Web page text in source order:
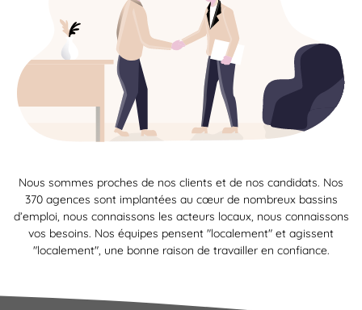
Nous sommes proches de nos clients et de nos candidats. Nos
370 agences sont implantées au cœur de nombreux bassins
d’emploi, nous connaissons les acteurs locaux, nous connaissons
vos besoins. Nos équipes pensent "localement" et agissent
"localement", une bonne raison de travailler en confiance.